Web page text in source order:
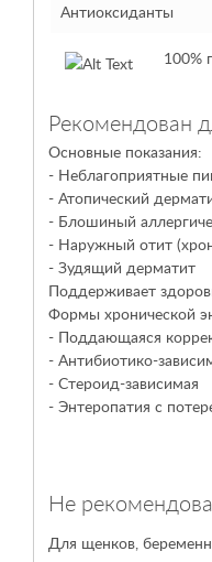
Антиоксиданты
100%
Рекомендован
Основные показания:
- Неблагоприятные
- Атопический
- Блошиный
- Наружный отит
- Зудящий дерматит
Поддерживает
Формы хронической
- Поддающаяся
- Антибиотико-
- Стероид-зависимая
- Энтеропатия с
Не
Для щенков,